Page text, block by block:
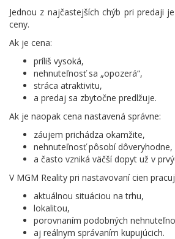
Jednou z najčastejších chýb pri predaji
ceny.
Ak je cena:
príliš vysoká,
nehnuteľnosť sa „opozerá“,
stráca atraktivitu,
a predaj sa zbytočne predlžuje.
Ak je naopak cena nastavená správne:
záujem prichádza okamžite,
nehnuteľnosť pôsobí dôveryhodne,
a často vzniká väčší dopyt už v
V MGM Reality pri nastavovaní cien
aktuálnou situáciou na trhu,
lokalitou,
porovnaním podobných
aj reálnym správaním kupujúcich.